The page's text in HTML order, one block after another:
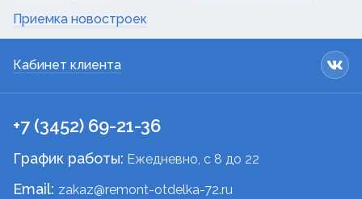
Приемка новостроек
Кабинет клиента
+7 (3452) 69-21-36
График работы: Ежедневно, c 8 до 22
Email: zakaz@remont-otdelka-72.ru